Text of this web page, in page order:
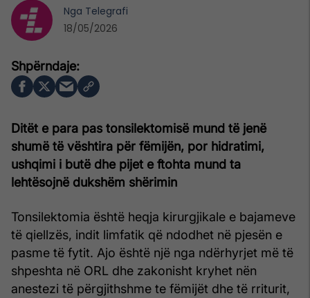
Ditët e para pas tonsilektomisë mund të jenë
shumë të vështira për fëmijën, por hidratimi,
ushqimi i butë dhe pijet e ftohta mund ta
lehtësojnë dukshëm shërimin
Tonsilektomia është heqja kirurgjikale e bajameve
të qiellzës, indit limfatik që ndodhet në pjesën e
pasme të fytit. Ajo është një nga ndërhyrjet më të
shpeshta në ORL dhe zakonisht kryhet nën
anestezi të përgjithshme te fëmijët dhe të rriturit,
Nga Telegrafi
18/05/2026